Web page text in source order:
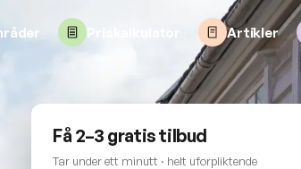
Artikler
Få 2–3 gratis tilbud
Tar under ett minutt · helt uforpliktende